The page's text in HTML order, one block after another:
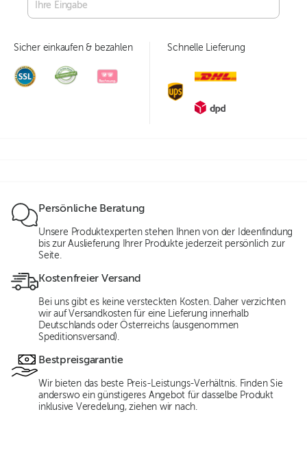
Sicher einkaufen & bezahlen Schnelle Lieferung
Persönliche Beratung
Unsere Produktexperten stehen Ihnen von der Ideenfindung
bis zur Auslieferung Ihrer Produkte jederzeit persönlich zur
Seite.
Kostenfreier Versand
Bei uns gibt es keine versteckten Kosten. Daher verzichten
wir auf Versandkosten für eine Lieferung innerhalb
Deutschlands oder Österreichs (ausgenommen
Speditionsversand).
Bestpreisgarantie
Wir bieten das beste Preis-Leistungs-Verhältnis. Finden Sie
anderswo ein günstigeres Angebot für dasselbe Produkt
inklusive Veredelung, ziehen wir nach.